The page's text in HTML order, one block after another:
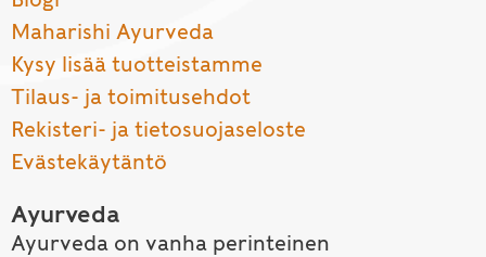
Maharishi Ayurveda
Kysy lisää tuotteistamme
Tilaus- ja toimitusehdot
Rekisteri- ja tietosuojaseloste
Evästekäytäntö
Ayurveda
Ayurveda on vanha perinteinen